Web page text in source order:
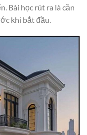
Bài học rút ra là cần
khi bắt đầu.